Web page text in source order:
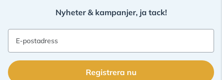
Nyheter & kampanjer, ja tack!
E-postadress
Registrera nu